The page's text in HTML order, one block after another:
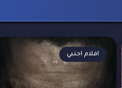
افلام اجنبي